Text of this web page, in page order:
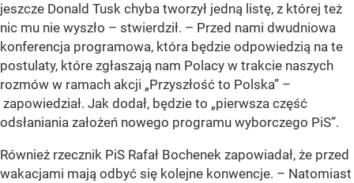
jeszcze Donald Tusk chyba tworzył jedną listę, z której też
nic mu nie wyszło – stwierdził. – Przed nami dwudniowa
konferencja programowa, która będzie odpowiedzią na te
postulaty, które zgłaszają nam Polacy w trakcie naszych
rozmów w ramach akcji „Przyszłość to Polska” –
zapowiedział. Jak dodał, będzie to „pierwsza część
odsłaniania założeń nowego programu wyborczego PiS”.
Również rzecznik PiS Rafał Bochenek zapowiadał, że przed
wakacjami mają odbyć się kolejne konwencje. – Natomiast